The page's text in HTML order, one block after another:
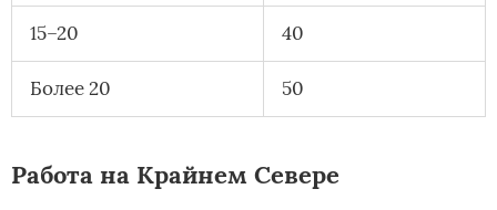
15–20 40
Более 20 50
Работа на Крайнем Севере